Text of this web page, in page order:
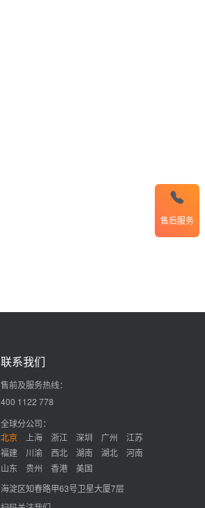
售后服务
联系我们
售前及服务热线：
400 1122 778
全球分公司：
北京
上海 浙江 深圳 广州
江苏
福建
川渝 西北 湖南 湖北
河南
山东
贵州 香港
美国
海淀区知春路甲63号卫星大厦7层